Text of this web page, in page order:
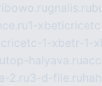
gnalis.ru
1-
cricetc-1-xbetr-1-
top-halyava.ru
2.ru3-d-file.ru